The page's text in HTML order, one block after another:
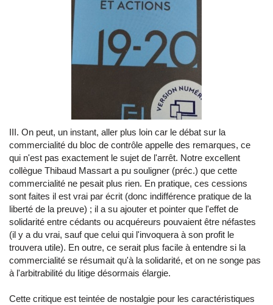
III. On peut, un instant, aller plus loin car le débat sur la
commercialité du bloc de contrôle appelle des remarques, ce
qui n'est pas exactement le sujet de l'arrêt. Notre excellent
collègue Thibaud Massart a pu souligner (préc.) que cette
commercialité ne pesait plus rien. En pratique, ces cessions
sont faites il est vrai par écrit (donc indifférence pratique de la
liberté de la preuve) ; il a su ajouter et pointer que l'effet de
solidarité entre cédants ou acquéreurs pouvaient être néfastes
(il y a du vrai, sauf que celui qui l'invoquera à son profit le
trouvera utile). En outre, ce serait plus facile à entendre si la
commercialité se résumait qu'à la solidarité, et on ne songe pas
à l'arbitrabilité du litige désormais élargie.
Cette critique est teintée de nostalgie pour les caractéristiques